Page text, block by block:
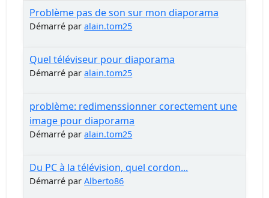
Problème pas de son sur mon diaporama
Démarré paralain.tom25
Quel téléviseur pour diaporama
Démarré paralain.tom25
problème: redimenssionner corectement une
image pour diaporama
Démarré paralain.tom25
Du PC à la télévision, quel cordon...
Démarré parAlberto86